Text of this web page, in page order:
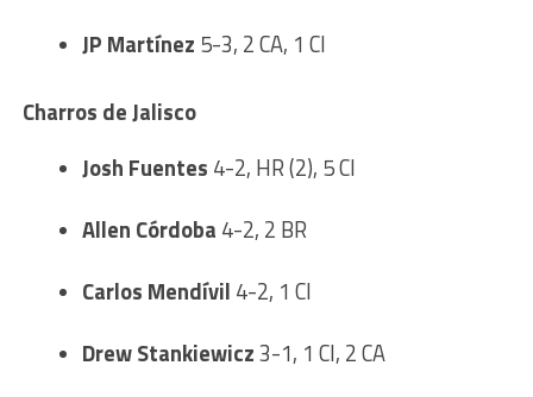
JP Martínez 5-3, 2 CA, 1 CI
Charros de Jalisco
Josh Fuentes 4-2, HR (2), 5 CI
Allen Córdoba 4-2, 2 BR
Carlos Mendívil 4-2, 1 CI
Drew Stankiewicz3-1, 1 CI, 2 CA